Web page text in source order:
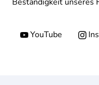
Soziale Medien
YouTube